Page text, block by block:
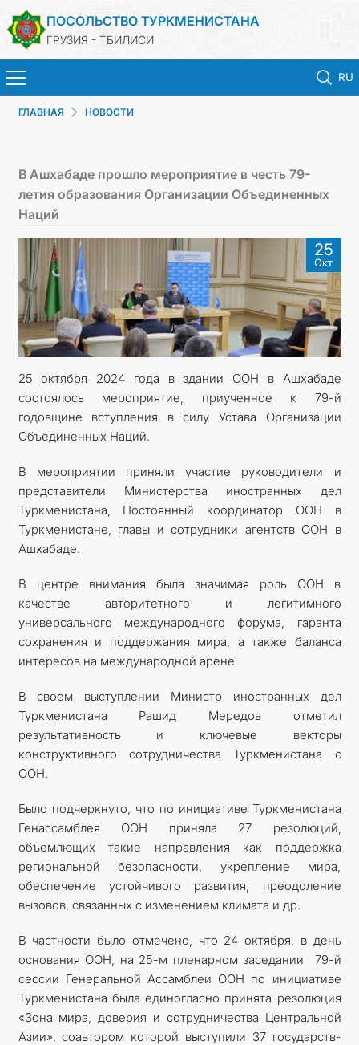
ПОСОЛЬСТВО ТУРКМЕНИСТАНА
ГРУЗИЯ - ТБИЛИСИ
RU
ТУРКМЕНИСТАН
КОНСУЛЬСКИЕ УСЛУГИ
МИД
КОНТАКТНЫЕ ДАННЫЕ
ГЛАВНАЯ НОВОСТИ
В Ашхабаде прошло мероприятие в честь 79-
летия образования Организации Объединенных
Наций
25
Окт
25 октября 2024 года в здании ООН в Ашхабаде
состоялось мероприятие, приученное к 79-й
годовщине вступления в силу Устава Организации
Объединенных Наций.
В мероприятии приняли участие руководители и
представители Министерства иностранных дел
Туркменистана, Постоянный координатор ООН в
Туркменистане, главы и сотрудники агентств ООН в
Ашхабаде.
В центре внимания была значимая роль ООН в
качестве авторитетного и легитимного
универсального международного форума, гаранта
сохранения и поддержания мира, а также баланса
интересов на международной арене.
В своем выступлении Министр иностранных дел
Туркменистана Рашид Мередов отметил
результативность и ключевые векторы
конструктивного сотрудничества Туркменистана с
ООН.
Было подчеркнуто, что по инициативе Туркменистана
Генассамблея ООН приняла 27 резолюций,
объемлющих такие направления как поддержка
региональной безопасности, укрепление мира,
обеспечение устойчивого развития, преодоление
вызовов, связанных с изменением климата и др.
В частности было отмечено, что 24 октября, в день
основания ООН, на 25-м пленарном заседании 79-й
сессии Генеральной Ассамблеи ООН по инициативе
Туркменистана была единогласно принята резолюция
«Зона мира, доверия и сотрудничества Центральной
Азии», соавтором которой выступили 37 государств-